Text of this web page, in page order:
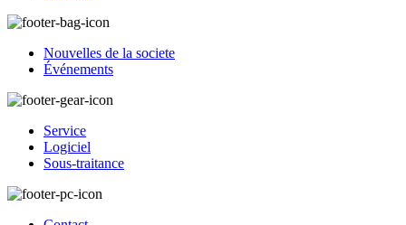
Nouvelles de la societe
Événements
Service
Logiciel
Sous-traitance